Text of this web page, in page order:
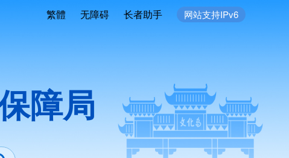
繁體 无障碍 长者助手 网站支持IPv6
障局